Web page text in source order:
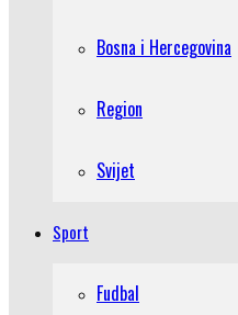
Bosna i Hercegovina
Region
Svijet
Sport
Fudbal